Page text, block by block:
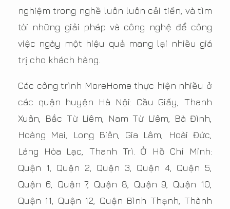
nghiệm trong nghề luôn luôn cải tiến, và tìm
tòi những giải pháp và công nghệ để công
việc ngày một hiệu quả mang lại nhiều giá
trị cho khách hàng.
Các công trình MoreHome thực hiện nhiều ở
các quận huyện Hà Nội: Cầu Giấy, Thanh
Xuân, Bắc Từ Liêm, Nam Từ Liêm, Bà Đình,
Hoàng Mai, Long Biên, Gia Lâm, Hoài Đức,
Láng Hòa Lạc, Thanh Trì. Ở Hồ Chí Minh:
Quận 1, Quận 2, Quận 3, Quận 4, Quận 5,
Quận 6, Quận 7, Quận 8, Quận 9, Quận 10,
Quận 11, Quận 12, Quận Bình Thạnh, Thành